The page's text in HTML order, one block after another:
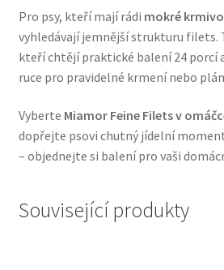
Vodítka a obojky
Wolf of Wilderness
Pro psy, kteří mají rádi mokré
vyhledávají jemnější strukturu filets.
kteří chtějí praktické balení 24 porcí
ruce pro pravidelné krmení nebo
Vyberte Miamor Feine Filets v
dopřejte psovi chutný jídelní
– objednejte si balení pro vaši
Související produkty